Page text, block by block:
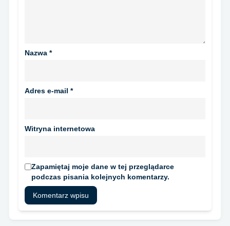
Nazwa *
Adres e-mail *
Witryna internetowa
Zapamiętaj moje dane w tej przeglądarce
podczas pisania kolejnych komentarzy.